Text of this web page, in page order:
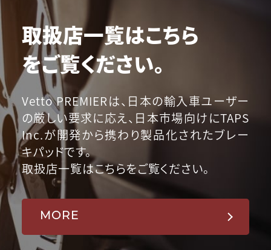
取扱店一覧はこちら
をご覧ください。
Vetto PREMIERは、日本の輸入車ユーザー
の厳しい要求に応え、日本市場向けにTAPS
Inc.が開発から携わり製品化されたブレー
キパッドです。
取扱店一覧はこちらをご覧ください。
MORE